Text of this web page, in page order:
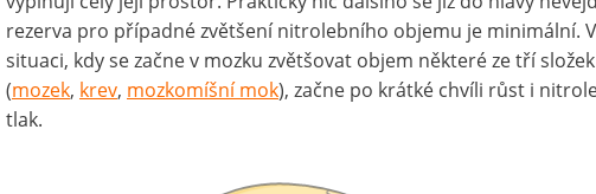
rezerva pro případné zvětšení nitrolebního objemu je minimální. V
situaci, kdy se začne v mozku zvětšovat objem některé ze tří složek
(mozek, krev, mozkomíšní mok), začne po krátké chvíli růst i
tlak.